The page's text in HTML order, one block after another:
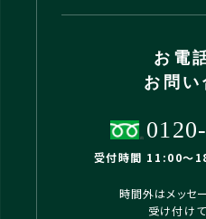
お電
お問い
受付時間 11:00〜
時間外はメッセ
受け付けて